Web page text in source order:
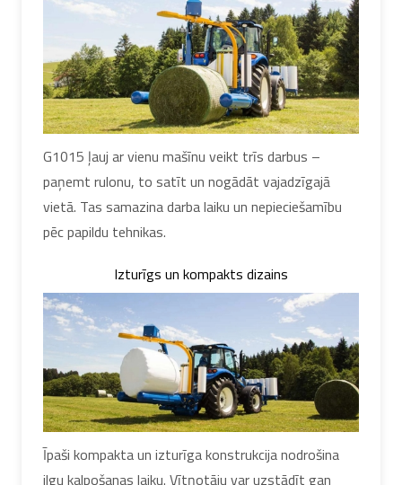
G1015 ļauj ar vienu mašīnu veikt trīs darbus –
paņemt rulonu, to satīt un nogādāt vajadzīgajā
vietā. Tas samazina darba laiku un nepieciešamību
pēc papildu tehnikas.
Izturīgs un kompakts dizains
Īpaši kompakta un izturīga konstrukcija nodrošina
ilgu kalpošanas laiku. Vītņotāju var uzstādīt gan